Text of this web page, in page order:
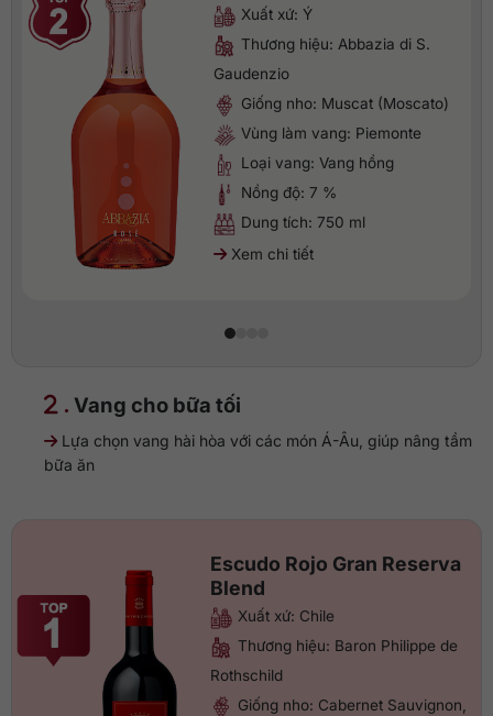
Xuất xứ: Ý
Thương hiệu: Abbazia di S.
Gaudenzio
Giống nho: Muscat (Moscato)
Vùng làm vang: Piemonte
Loại vang: Vang hồng
Nồng độ: 7 %
Dung tích: 750 ml
Xem chi tiết
. Vang cho bữa tối
Lựa chọn vang hài hòa với các món Á-Âu, giúp nâng tầm
bữa ăn
Escudo Rojo Gran Reserva
Blend
Xuất xứ: Chile
Thương hiệu: Baron Philippe de
Rothschild
Giống nho: Cabernet Sauvignon,